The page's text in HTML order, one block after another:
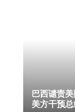
巴西谴责
美方干预